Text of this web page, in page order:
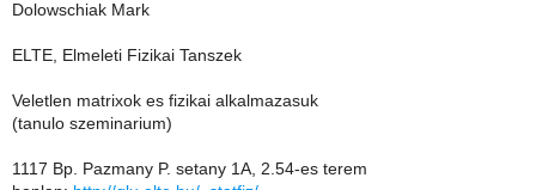
Dolowschiak Mark
ELTE, Elmeleti Fizikai Tanszek
Veletlen matrixok es fizikai alkalmazasuk
(tanulo szeminarium)
1117 Bp. Pazmany P. setany 1A, 2.54-es terem